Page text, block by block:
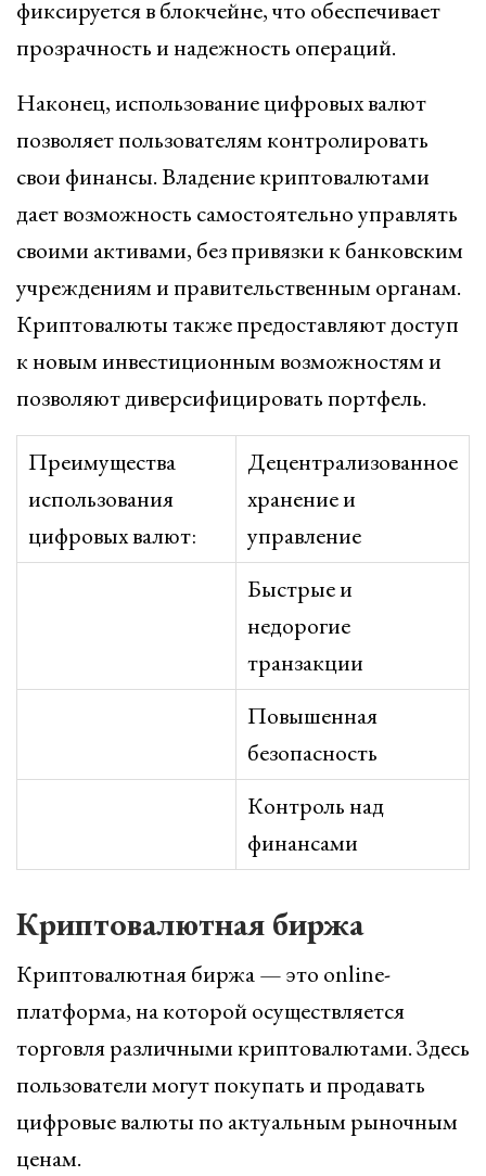
фиксируется в блокчейне, что обеспечивает
прозрачность и надежность операций.
Наконец, использование цифровых валют
позволяет пользователям контролировать
свои финансы. Владение криптовалютами
дает возможность самостоятельно управлять
своими активами, без привязки к банковским
учреждениям и правительственным органам.
Криптовалюты также предоставляют доступ
к новым инвестиционным возможностям и
позволяют диверсифицировать портфель.
Преимущества
использования
цифровых валют:
Децентрализованное
хранение и
управление
Быстрые и
недорогие
транзакции
Повышенная
безопасность
Контроль над
финансами
Криптовалютная биржа
Криптовалютная биржа — это online-
платформа, на которой осуществляется
торговля различными криптовалютами. Здесь
пользователи могут покупать и продавать
цифровые валюты по актуальным рыночным
ценам.